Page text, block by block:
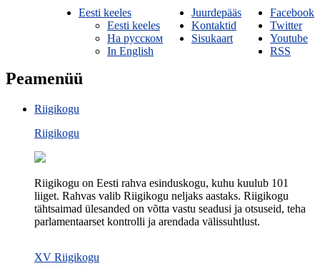
Facebook
Twitter
Youtube
RSS
Juurdepääs
Kontaktid
Sisukaart
Eesti keeles
Eesti keeles
На русском
In English
Peamenüü
Riigikogu
Riigikogu
Riigikogu on Eesti rahva esinduskogu, kuhu kuulub 101
liiget. Rahvas valib Riigikogu neljaks aastaks. Riigikogu
tähtsaimad ülesanded on võtta vastu seadusi ja otsuseid, teha
parlamentaarset kontrolli ja arendada välissuhtlust.
XV Riigikogu